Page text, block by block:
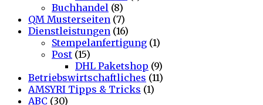
Buchhandel (8)
QM Musterseiten (7)
Dienstleistungen (16)
Stempelanfertigung (1)
Post (15)
DHL Paketshop (9)
Betriebswirtschaftliches (11)
AMSYRI Tipps & Tricks (1)
ABC (30)